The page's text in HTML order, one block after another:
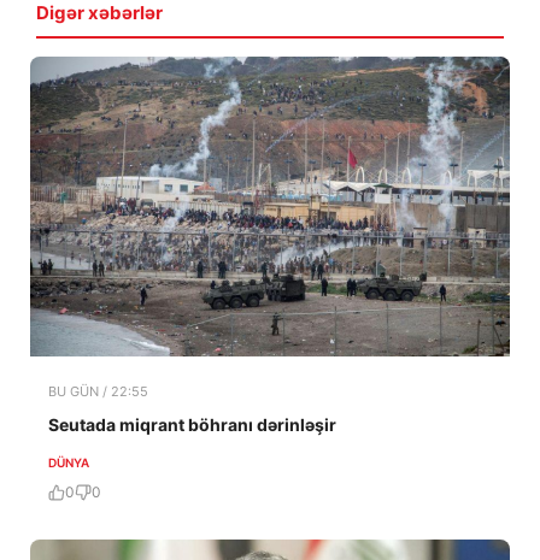
Digər xəbərlər
BU GÜN / 22:55
Seutada miqrant böhranı dərinləşir
DÜNYA
0 0